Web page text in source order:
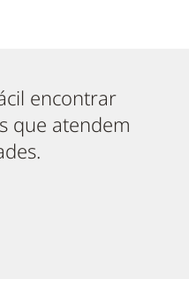
encontrar
que atendem